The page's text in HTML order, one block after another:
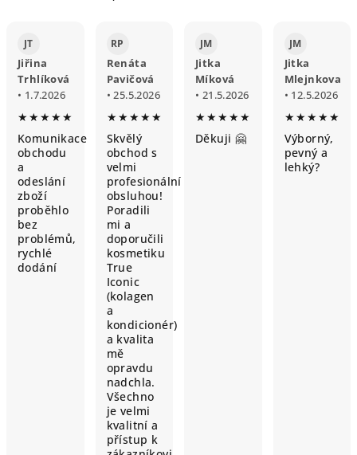
JT
Jiřina
Trhlíková
• 1.7.2026
★★★★★
Komunikace
obchodu
a
odeslání
zboží
proběhlo
bez
problémů,
rychlé
dodání
RP
Renáta
Pavičová
• 25.5.2026
★★★★★
Skvělý
obchod s
velmi
profesionální
obsluhou!
Poradili
mi a
doporučili
kosmetiku
True
Iconic
(kolagen
a
kondicionér)
a kvalita
mě
opravdu
nadchla.
Všechno
je velmi
kvalitní a
přístup k
JM
Jitka
Míková
• 21.5.2026
★★★★★
Děkuji 🤗
JM
Jitka
Mlejnkova
• 12.5.2026
★★★★★
Výborný,
pevný a
lehký?